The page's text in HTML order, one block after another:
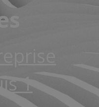
1